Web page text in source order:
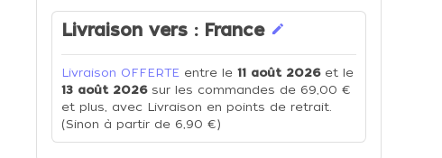
Livraison vers : France edit
Livraison OFFERTE entre le 11 août 2026et le
13 août 2026sur les commandes de 69,00 €
et plus, avec Livraison en points de retrait.
(Sinon à partir de 6,90 €)